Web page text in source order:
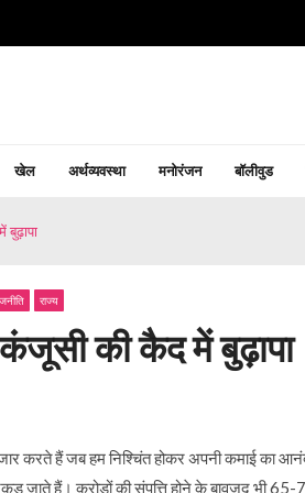
खेल अर्थव्यवस्था मनोरंजन बॉलीवुड
राज्य
की कैद में बुढ़ापा
करते हैं जब हम निश्चिंत होकर अपनी कमाई का
जाते हैं। करोड़ों की संपत्ति होने के बावजूद भी